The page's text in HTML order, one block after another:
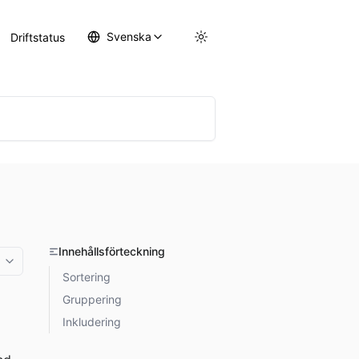
Driftstatus Svenska
More options
Innehållsförteckning
Sortering
Gruppering
Inkludering